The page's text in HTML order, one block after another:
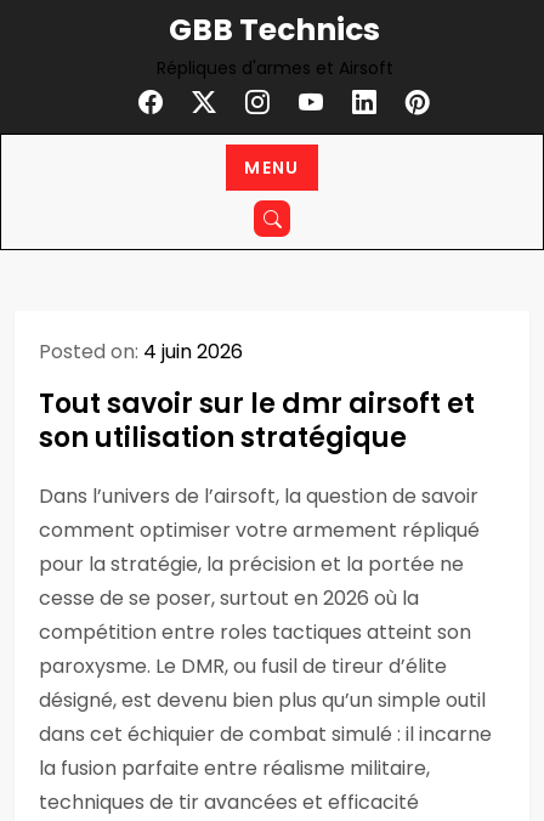
GBB Technics
Répliques d'armes et Airsoft
MENU
Posted on: 4 juin 2026
Tout savoir sur le dmr airsoft et
son utilisation stratégique
Dans l’univers de l’airsoft, la question de savoir
comment optimiser votre armement répliqué
pour la stratégie, la précision et la portée ne
cesse de se poser, surtout en 2026 où la
compétition entre roles tactiques atteint son
paroxysme. Le DMR, ou fusil de tireur d’élite
désigné, est devenu bien plus qu’un simple outil
dans cet échiquier de combat simulé : il incarne
la fusion parfaite entre réalisme militaire,
techniques de tir avancées et efficacité